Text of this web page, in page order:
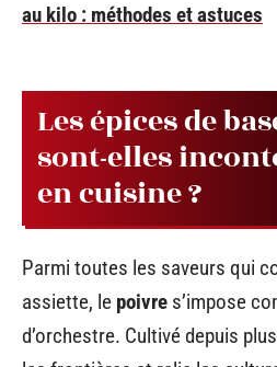
au kilo : méthodes et astuces
Les épices de
sont-elles
en cuisine ?
Parmi toutes les saveurs qui
assiette, le poivre s’impose
d’orchestre. Cultivé depuis